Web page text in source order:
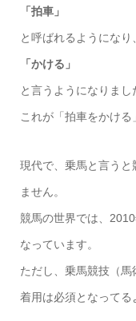
「拍車」
と呼ばれるようにな
「かける」
と言うようになりまし
これが「拍車をかける
現代で、乗馬と言う
ません。
競馬の世界では、
なっています。
ただし、乗馬競技（馬
着用は必須となってる